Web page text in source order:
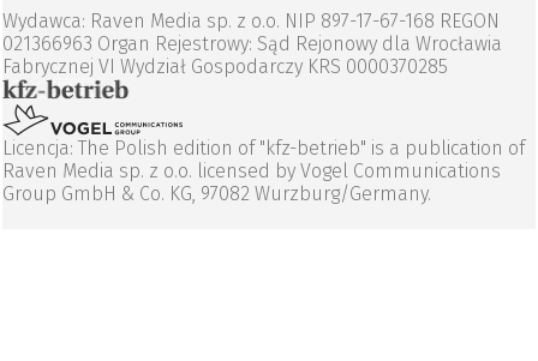
Wydawca: Raven Media sp. z o.o. NIP 897-17-67-168 REGON
021366963 Organ Rejestrowy: Sąd Rejonowy dla Wrocławia
Fabrycznej VI Wydział Gospodarczy KRS 0000370285
Licencja: The Polish edition of "kfz-betrieb" is a publication of
Raven Media sp. z o.o. licensed by Vogel Communications
Group GmbH & Co. KG, 97082 Wurzburg/Germany.